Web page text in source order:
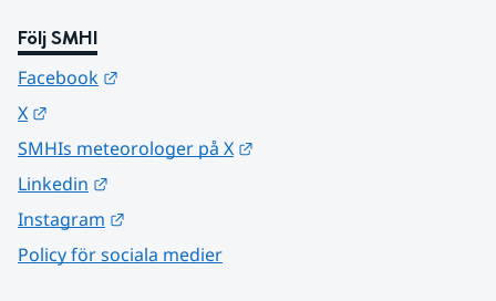
Följ SMHI
Facebook
X
SMHIs meteorologer på X
Linkedin
Instagram
Policy för sociala medier